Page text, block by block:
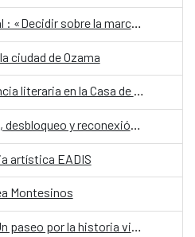
Taller de Cine documental : «Decidir sobre la marcha»
ciudad de Ozama
Convocatoria de Residencia literaria en la Casa de Velázquez
Taller autoconocimiento, desbloqueo y reconexión con el cuerpo
artística EADIS
Montesinos
El Conde en tus pasos: Un paseo por la historia viva de la calle el Conde